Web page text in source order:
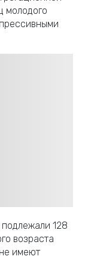
молодого
128
возраста
имеют